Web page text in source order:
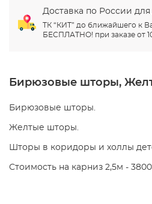
Доставка по России для
ТК “КИТ” до ближайшего к
БЕСПЛАТНО! при заказе от
Бирюзовые шторы,
Бирюзовые шторы.
Желтые шторы.
Шторы в коридоры и холлы
Стоимость на карниз 2,5м -